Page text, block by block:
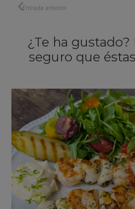
Entrada anterior
¿Te ha gustado?
seguro que